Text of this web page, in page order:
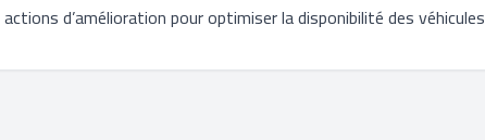
d’amélioration pour optimiser la disponibilité des véhicules